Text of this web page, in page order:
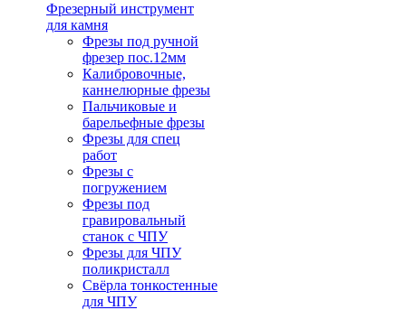
Фрезерный инструмент
для камня
Фрезы под ручной
фрезер пос.12мм
Калибровочные,
каннелюрные фрезы
Пальчиковые и
барельефные фрезы
Фрезы для спец
работ
Фрезы с
погружением
Фрезы под
гравировальный
станок с ЧПУ
Фрезы для ЧПУ
поликристалл
Свёрла тонкостенные
для ЧПУ